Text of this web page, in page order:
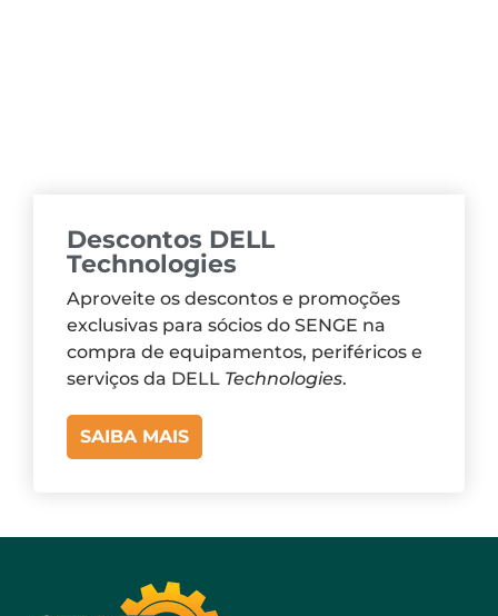
Descontos DELL
Technologies
Aproveite os descontos e promoções
exclusivas para sócios do SENGE na
compra de equipamentos, periféricos e
serviços da DELL Technologies.
SAIBA MAIS